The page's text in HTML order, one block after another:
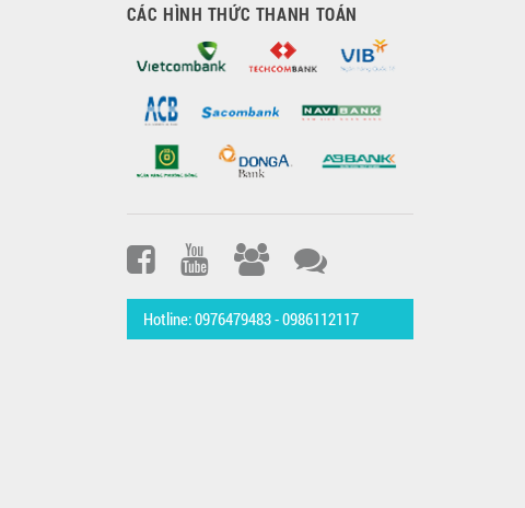
CÁC HÌNH THỨC THANH TOÁN
Hotline: 0976479483 - 0986112117